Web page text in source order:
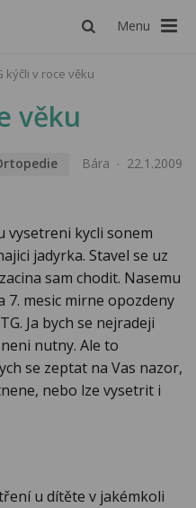
Menu
kýčli v roce věku
věku
Bára 22.1.2009
vysetreni kycli sonem
jadyrka. Stavel se uz
sam chodit. Nasemu
7. mesic mirne opozdeny
Ja bych se nejradeji
nutny. Ale to
se zeptat na Vas nazor,
nebo lze vysetrit i
u dítěte v jakémkoli